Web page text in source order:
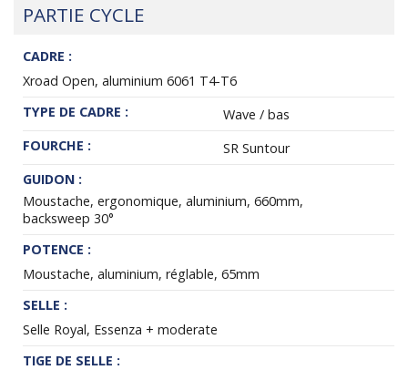
PARTIE CYCLE
CADRE :
Xroad Open, aluminium 6061 T4-T6
TYPE DE CADRE :
Wave / bas
FOURCHE :
SR Suntour
GUIDON :
Moustache, ergonomique, aluminium, 660mm,
backsweep 30°
POTENCE :
Moustache, aluminium, réglable, 65mm
SELLE :
Selle Royal, Essenza + moderate
TIGE DE SELLE :